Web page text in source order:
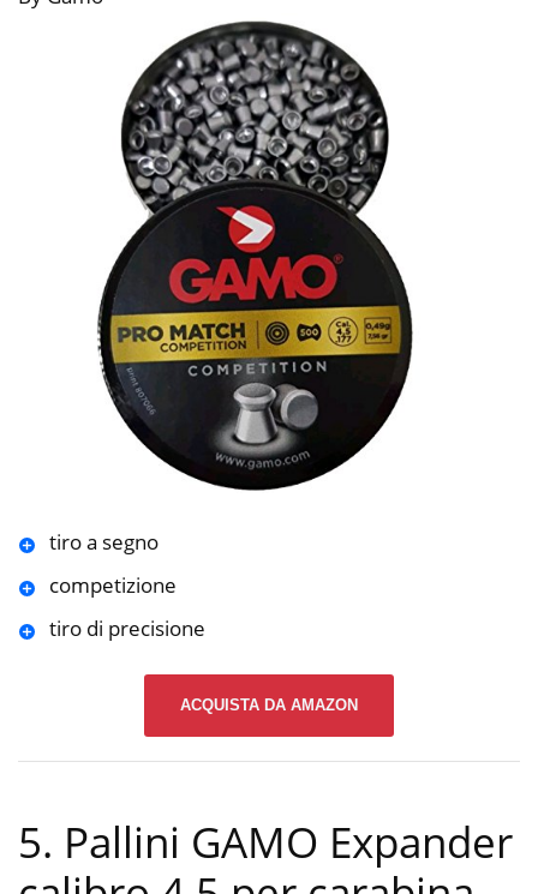
tiro a segno
competizione
tiro di precisione
ACQUISTA DA AMAZON
5. Pallini GAMO Expander